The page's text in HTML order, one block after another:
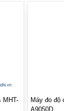
MHT-
Máy đo độ
A9050D